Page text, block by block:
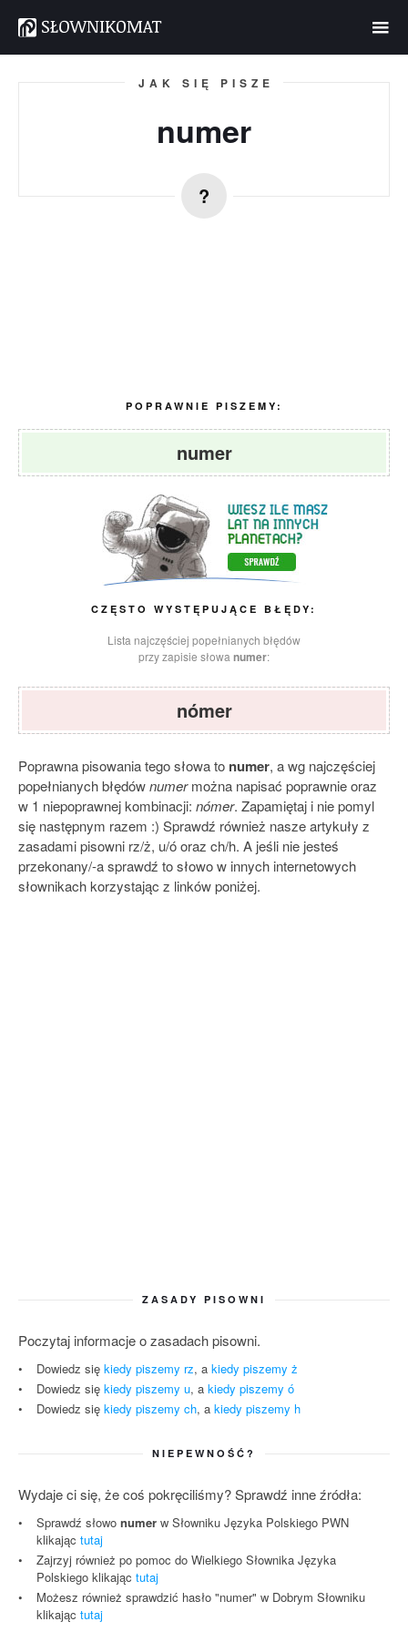
JAK SIĘ PISZE
numer
POPRAWNIE PISZEMY:
numer
CZĘSTO WYSTĘPUJĄCE BŁĘDY:
Lista najczęściej popełnianych błędów
przy zapisie słowa numer:
nómer
Poprawna pisowania tego słowa to numer, a wg najczęściej
popełnianych błędównumermożna napisać poprawnie oraz
w 1 niepoprawnej kombinacji: nómer. Zapamiętaj i nie pomyl
się następnym razem :) Sprawdź również nasze artykuły z
zasadami pisowni rz/ż, u/ó oraz ch/h. A jeśli nie jesteś
przekonany/-a sprawdź to słowo w innych internetowych
słownikach korzystając z linków poniżej.
ZASADY PISOWNI
Poczytaj informacje o zasadach pisowni.
Dowiedz się kiedy piszemy rz, a kiedy piszemy ż
Dowiedz się kiedy piszemy u, a kiedy piszemy ó
Dowiedz się kiedy piszemy ch, a kiedy piszemy h
NIEPEWNOŚĆ?
Wydaje ci się, że coś pokręciliśmy? Sprawdź inne źródła:
Sprawdź słowo numer w Słowniku Języka Polskiego PWN
klikając tutaj
Zajrzyj również po pomoc do Wielkiego Słownika Języka
Polskiego klikając tutaj
Możesz również sprawdzić hasło "numer" w Dobrym Słowniku
klikając tutaj